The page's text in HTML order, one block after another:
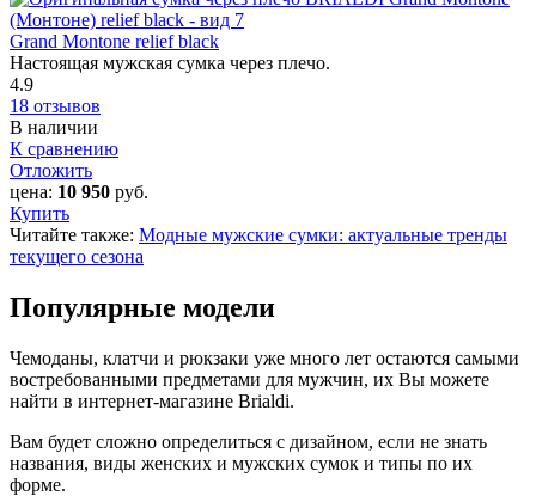
Grand Montone relief black
Настоящая мужская сумка через плечо.
4.9
18 отзывов
В наличии
К сравнению
Отложить
цена: 10 950 руб.
Купить
Читайте также: Модные мужские сумки: актуальные тренды
текущего сезона
Популярные модели
Чемоданы, клатчи и рюкзаки уже много лет остаются самыми
востребованными предметами для мужчин, их Вы можете
найти в интернет-магазине Brialdi.
Вам будет сложно определиться с дизайном, если не знать
названия, виды женских и мужских сумок и типы по их
форме.